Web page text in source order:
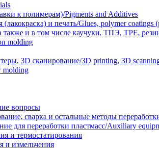
к полимерам)/Pigments and Additives
и печать/Glues, polymer coatings
и в том числе каучуки, ТПЭ, TPE,
molding
3D сканирование/3D printing, 3D
вопросы
сварка и остальные методы
для переработки пластмасс/Auxiliary
и термостатирования
и измельчения